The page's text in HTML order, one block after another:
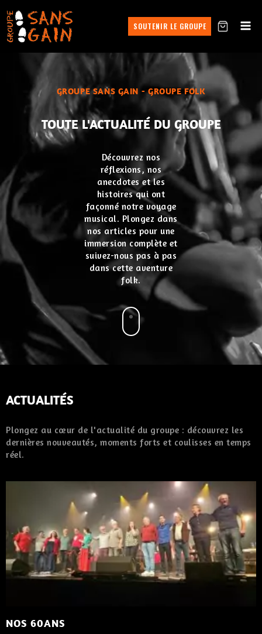
SOUTENIR LE GROUPE
GROUPE SANS GAIN - GROUPE FOLK
TOUTE L'ACTUALITÉ DU GROUPE
Découvrez nos
réflexions, nos
anecdotes et les
histoires qui ont
façonné notre voyage
musical. Plongez dans
nos articles pour une
immersion complète et
suivez-nous pas à pas
dans cette aventure
folk.
ACTUALITÉS
Plongez au cœur de l'actualité du groupe : découvrez les
dernières nouveautés, moments forts et coulisses en temps
réel.
NOS 60ANS